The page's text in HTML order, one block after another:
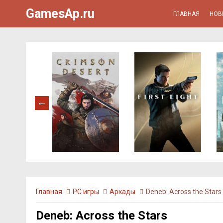
GamesAp.ru ГЛАВНАЯ
Главная PC игры Аркады Deneb: Across the Stars
Deneb: Across the Stars